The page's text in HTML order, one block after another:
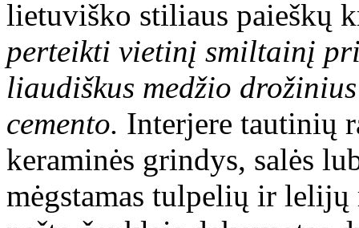
lietuviško stiliaus paieškų
perteikti vietinį smiltainį
liaudiškus medžio
cemento. Interjere tautinių
keraminės grindys, salės
mėgstamas tulpelių ir